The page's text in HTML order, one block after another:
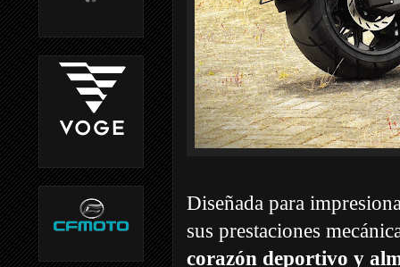
Diseñada para
sus prestaciones
corazón deportivo y